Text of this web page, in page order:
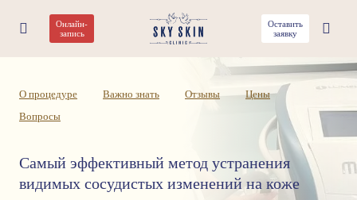
Онлайн-
запись
Оставить
заявку
Лечение купероза лазером
О процедуре Важно знать Отзывы
Цены
Вопросы
Самый эффективный метод устранения
видимых сосудистых изменений на коже